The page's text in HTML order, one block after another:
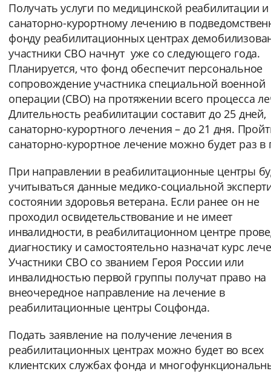
Нормальный Увеличенный
Цвет сайта
Монохромный Инверсивный
Синий фон
Включены Выключены
Звуковой ассистент
Воспроизвести Остановить
Вернуть стандартные настройки
Получать услуги по медицинской реабилитации и
санаторно-курортному лечению в
фонду реабилитационных центрах
участники СВО начнут уже со следующего года.
Планируется, что фонд обеспечит персональное
сопровождение участника специальной военной
операции (СВО) на протяжении всего процесса
Длительность реабилитации составит до 25 дней,
санаторно-курортного лечения – до 21 дня.
санаторно-курортное лечение можно будет раз в
При направлении в реабилитационные центры
учитываться данные медико-социальной
состоянии здоровья ветерана. Если ранее он не
проходил освидетельствование и не имеет
инвалидности, в реабилитационном центре
диагностику и самостоятельно назначат курс
Участники СВО со званием Героя России или
инвалидностью первой группы получат право на
внеочередное направление на лечение в
реабилитационные центры Соцфонда.
Подать заявление на получение лечения в
реабилитационных центрах можно будет во всех
клиентских службах фонда и